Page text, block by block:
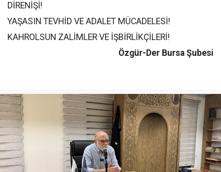
DİRENİŞİ!
YAŞASIN TEVHİD VE ADALET MÜCADELESİ!
KAHROLSUN ZALİMLER VE İŞBİRLİKÇİLERİ!
Özgür-Der Bursa Şubesi